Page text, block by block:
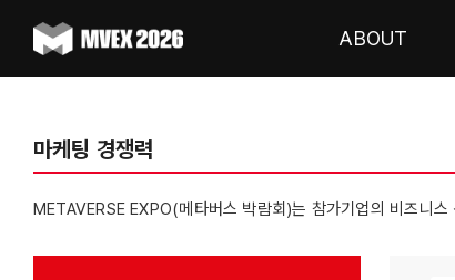
content
ABOUT
마케팅 경쟁력
METAVERSE EXPO(메타버스 박람회)는 참가기업의 비즈니